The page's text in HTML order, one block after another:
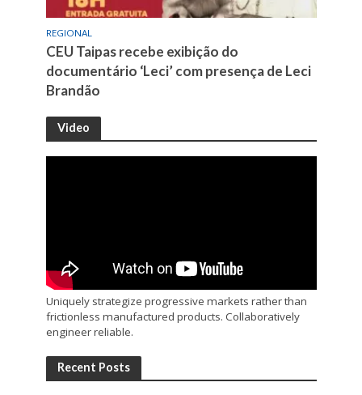
REGIONAL
CEU Taipas recebe exibição do
documentário ‘Leci’ com presença de Leci
Brandão
Video
Uniquely strategize progressive markets rather than
frictionless manufactured products. Collaboratively
engineer reliable.
Recent Posts